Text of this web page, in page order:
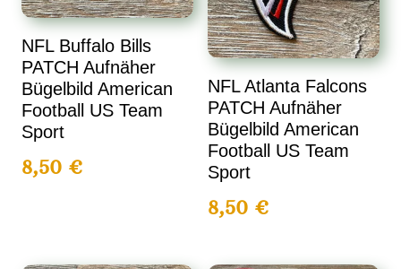
NFL Buffalo Bills
PATCH Aufnäher
Bügelbild American
Football US Team
Sport
8,50€
NFL Atlanta Falcons
PATCH Aufnäher
Bügelbild American
Football US Team
Sport
8,50 €